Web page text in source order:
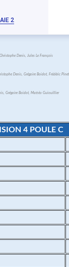
2
Denis, Jules Le François
Denis, Grégoire Boidot, Frédéric Pinet
Grégoire Boidot, Mattéo Guiouillier
4 POULE C